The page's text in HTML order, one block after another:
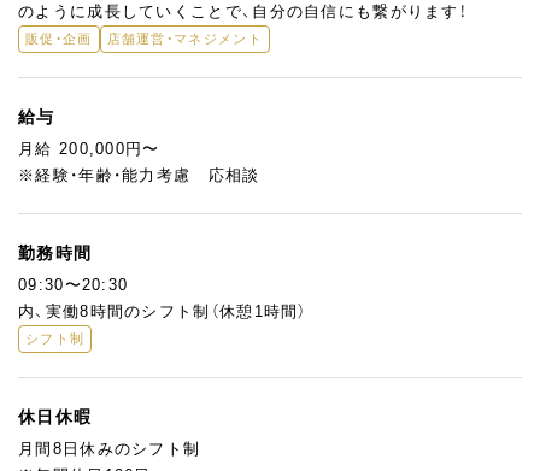
のように成長していくことで、自分の自信にも繋がります！
販促・企画 店舗運営・マネジメント
給与
月給 200,000円〜
※経験・年齢・能力考慮 応相談
勤務時間
09:30〜20:30
内、実働8時間のシフト制（休憩1時間）
シフト制
休日休暇
月間8日休みのシフト制